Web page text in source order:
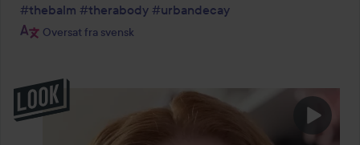
#thebalm #therabody #urbandecay
Oversat fra svensk